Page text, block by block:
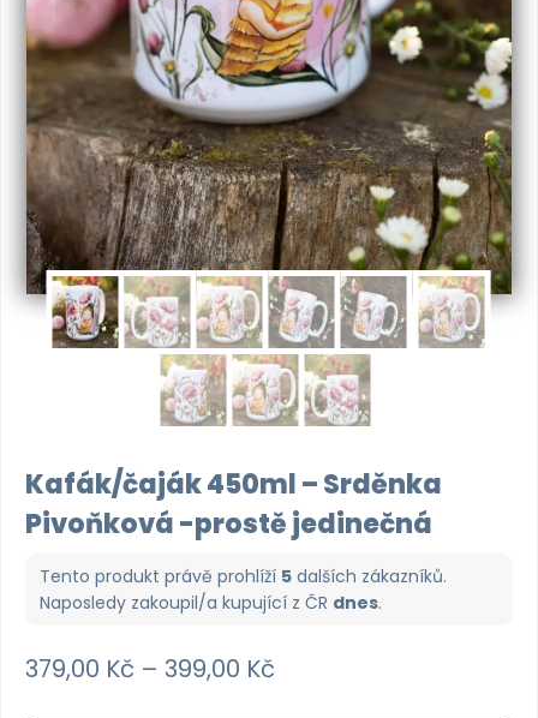
Kafák/čaják 450ml – Srděnka
Pivoňková -prostě jedinečná
Tento produkt právě prohlíží 5 dalších zákazníků.
Naposledy zakoupil/a kupující z ČR dnes.
379,00 Kč – 399,00 Kč